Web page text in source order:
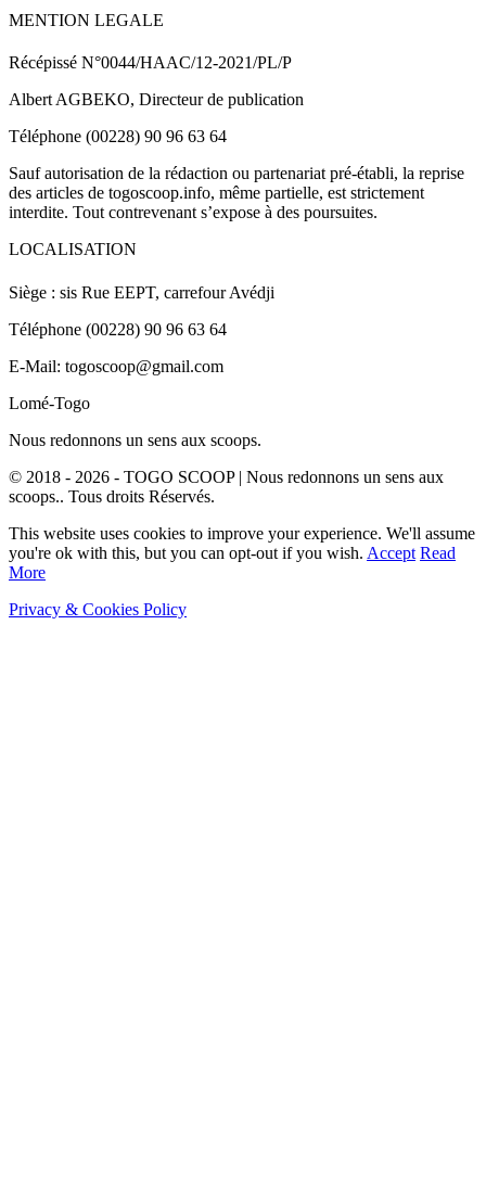
MENTION LEGALE
Récépissé N°0044/HAAC/12-2021/PL/P
Albert AGBEKO, Directeur de publication
Téléphone (00228) 90 96 63 64
Sauf autorisation de la rédaction ou partenariat pré-établi, la reprise
des articles de togoscoop.info, même partielle, est strictement
interdite. Tout contrevenant s’expose à des poursuites.
LOCALISATION
Siège : sis Rue EEPT, carrefour Avédji
Téléphone (00228) 90 96 63 64
E-Mail: togoscoop@gmail.com
Lomé-Togo
Nous redonnons un sens aux scoops.
© 2018 - 2026 - TOGO SCOOP | Nous redonnons un sens aux
scoops.. Tous droits Réservés.
This website uses cookies to improve your experience. We'll assume
you're ok with this, but you can opt-out if you wish. Accept Read
More
Privacy & Cookies Policy